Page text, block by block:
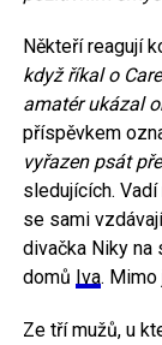
Někteří reagují
když říkal o
amatér ukázal
příspěvkem
vyřazen psát
sledujících.
se sami
divačka Niky na
domů Iva. Mimo
Ze tří mužů, u